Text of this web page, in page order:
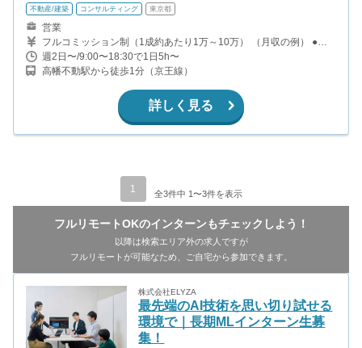
不動産/建築 コンサルティング 東京都
営業
フルコミッション制（1成約あたり1万～10万） （月収の例） ●プ
レイヤー（法政大学3年） 獲得案件5件（売上金額×3％）55,000円
交通費16,000円（8日出勤） 計71,000円 ●マネージャー（早稲田大
学3年） チーム目標達成インセンティブ50,000円 獲得案件2件（売
上金額×4％）118,500円 交通費16,000円（8日出勤） 計184,000円
●エグゼクティブ（駒澤大学4年） チーム目標達成インセンティブ
100,000円 獲得案件6件（売上金額×5%）174,000円 交通費34,000
円（17日出勤） 合計312,000円
週2日〜/9:00〜18:30で1日5h〜
高幡不動駅から徒歩1分（京王線）
詳しく見る
1 全3件中 1〜3件を表示
フルリモートOKのインターンもチェックしよう！
以降は検索エリア外の求人ですが
フルリモートが可能なため、ご自宅から参加できます。
株式会社ELYZA
最先端のAI技術を思い切り試せる
環境で｜長期MLインターン生募
集！